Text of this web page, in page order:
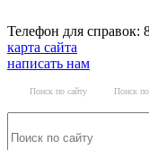
Телефон для справок:
карта сайта
написать нам
Поиск по сайту Поиск по